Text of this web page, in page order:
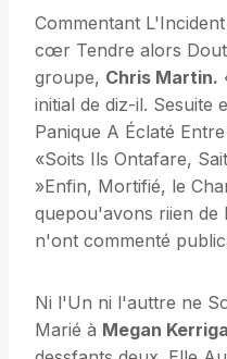
Commentant
cœr Tendre alors
groupe, Chris Martin.
initial de diz-il. Sesuite
Panique A Éclaté
«Soits Ils Ontafare,
»Enfin, Mortifié, le
quepou'avons riien
n'ont commenté
Ni l'Un ni l'auttre ne
Marié à Megan